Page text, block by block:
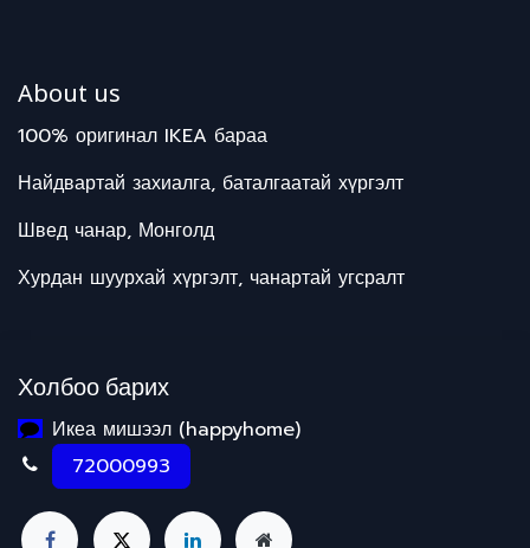
About us
100% оригинал IKEA бараа
Найдвартай захиалга, баталгаатай хүргэлт
Швед чанар, Монголд
Хурдан шуурхай хүргэлт, чанартай угсралт
Холбоо барих
Икеа мишээл (happyhome)
72000993